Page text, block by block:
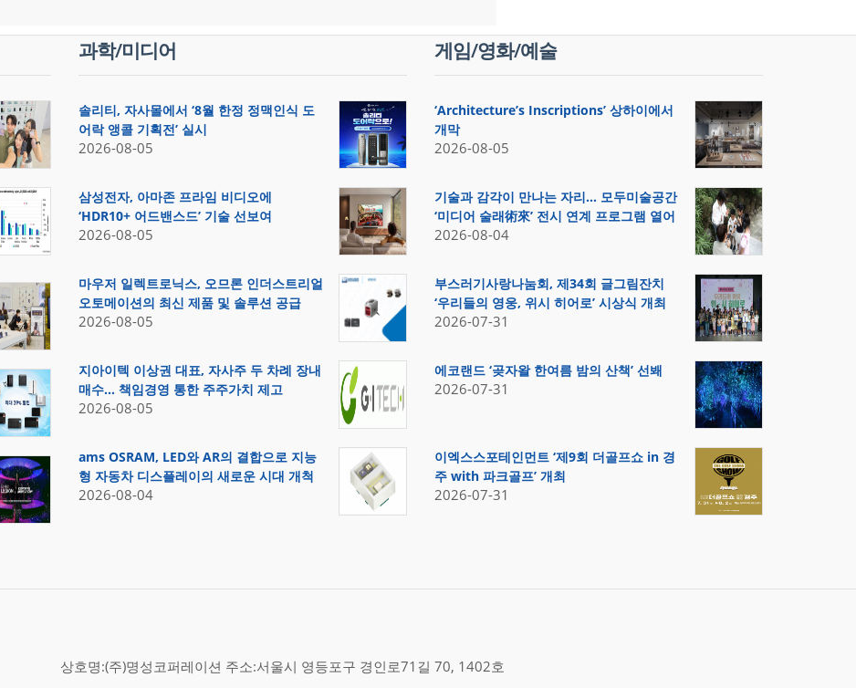
과학/미디어
솔리티, 자사몰에서 ‘8월 한정 정맥인식 도
어락 앵콜 기획전’ 실시
2026-08-05
삼성전자, 아마존 프라임 비디오에
‘HDR10+ 어드밴스드’ 기술 선보여
2026-08-05
마우저 일렉트로닉스, 오므론 인더스트리얼
오토메이션의 최신 제품 및 솔루션 공급
2026-08-05
지아이텍 이상권 대표, 자사주 두 차례 장내
매수… 책임경영 통한 주주가치 제고
2026-08-05
ams OSRAM, LED와 AR의 결합으로 지능
형 자동차 디스플레이의 새로운 시대 개척
2026-08-04
게임/영화/예술
‘Architecture’s Inscriptions’ 상하이에서
개막
2026-08-05
기술과 감각이 만나는 자리… 모두미술공간
‘미디어 술래術來’ 전시 연계 프로그램 열어
2026-08-04
부스러기사랑나눔회, 제34회 글그림잔치
‘우리들의 영웅, 위시 히어로’ 시상식 개최
2026-07-31
에코랜드 ‘곶자왈 한여름 밤의 산책’ 선봬
2026-07-31
이엑스스포테인먼트 ‘제9회 더골프쇼 in 경
주 with 파크골프’ 개최
2026-07-31
상호명:(주)명성코퍼레이션 주소:서울시 영등포구 경인로71길 70, 1402호